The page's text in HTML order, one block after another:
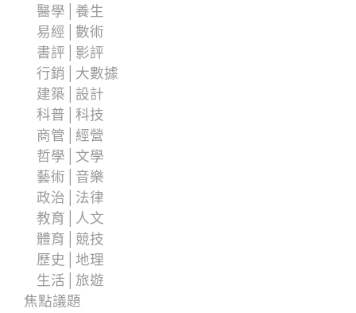
醫學│養生
易經│數術
書評│影評
行銷│大數據
建築│設計
科普│科技
商管│經營
哲學│文學
藝術│音樂
政治│法律
教育│人文
體育│競技
歷史│地理
生活│旅遊
焦點議題